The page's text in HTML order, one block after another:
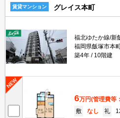
賃貸マンション グレイス本町
福北ゆたか線/新
福岡県飯塚市本
築4年
10階建
6万円(管理費等
敷
なし 礼